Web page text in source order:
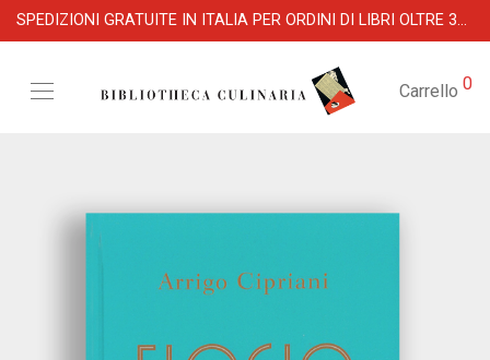
SPEDIZIONI GRATUITE IN ITALIA PER ORDINI DI LIBRI OLTRE 39 €
Carrello 0